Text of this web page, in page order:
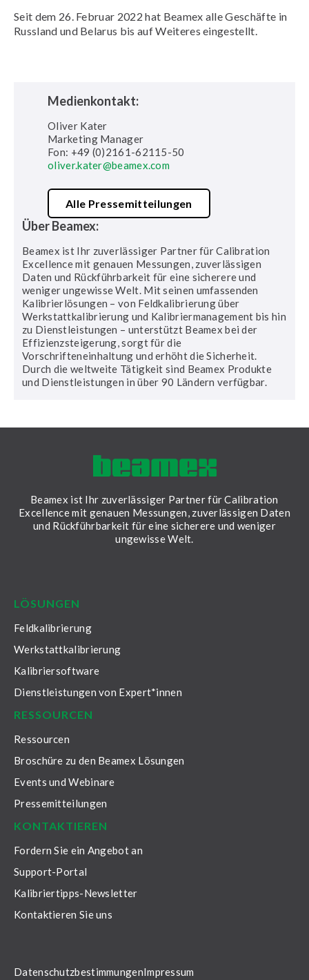
Seit dem 26. Februar 2022 hat Beamex alle Geschäfte in
Russland und Belarus bis auf Weiteres eingestellt.
Medienkontakt:
Oliver Kater
Marketing Manager
Fon: +49 (0)2161-62115-50
oliver.kater@beamex.com
Alle Pressemitteilungen
Über Beamex:
Beamex ist Ihr zuverlässiger Partner für Calibration
Excellence mit genauen Messungen, zuverlässigen
Daten und Rückführbarkeit für eine sicherere und
weniger ungewisse Welt. Mit seinen umfassenden
Kalibrierlösungen – von Feldkalibrierung über
Werkstattkalibrierung und Kalibriermanagement bis hin
zu Dienstleistungen – unterstützt Beamex bei der
Effizienzsteigerung, sorgt für die
Vorschrifteneinhaltung und erhöht die Sicherheit.
Durch die weltweite Tätigkeit sind Beamex Produkte
und Dienstleistungen in über 90 Ländern verfügbar.
Beamex ist Ihr zuverlässiger Partner für Calibration
Excellence mit genauen Messungen, zuverlässigen Daten
und Rückführbarkeit für eine sicherere und weniger
ungewisse Welt.
LÖSUNGEN
Feldkalibrierung
Werkstattkalibrierung
Kalibriersoftware
Dienstleistungen von Expert*innen
RESSOURCEN
Ressourcen
Broschüre zu den Beamex Lösungen
Events und Webinare
Pressemitteilungen
KONTAKTIEREN
Fordern Sie ein Angebot an
Support-Portal
Kalibriertipps-Newsletter
Kontaktieren Sie uns
DatenschutzbestimmungenImpressum